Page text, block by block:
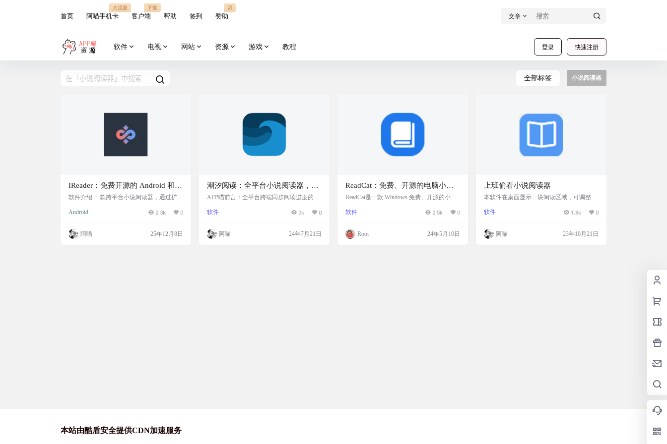
首页 阿喵手机卡
大流量
客户端
下载
帮助 签到 赞助
谢
文章
登录 快速注册
软件 电视 网站 资源 游戏 教程
全部标签 小说阅读器
IReader：免费开源的 Android 和桌
面端小说阅读器
软件介绍 一款跨平台小说阅读器，通过扩展
读您喜爱的网络小说，并享受可自定义的阅
广告，想看的基本都能找到。 截图 功能特
点 📱 支持 Android 和桌面端 📚 通过扩展和
Android 2.3k 0
阿喵 25年12月8日
潮汐阅读：全平台小说阅读器，互
通数据，支持多种格式，可摸鱼，
APP喵前言：全平台跨端同步阅读进度的 T
板或者电脑中打开可以接着手机阅读进度继
全面的电子书阅读器，它支持全平台互通，
用户可以在不同设备上同步阅读进度。具备
软件 3k 0
阿喵 24年7月21日
ReadCat：免费、开源的电脑小说
阅读器
ReadCat是一款 Windows 免费、开源的小说
吾爱论坛分享，支持插件扩展（包括朗读功
管理、便捷的书签服务以及对眼睛友好的深
色模式。 ReadCat本身不附带任何插件，因
软件 2.5k 0
Root 24年5月10日
上班偷看小说阅读器
本软件在桌面显示一块阅读区域，可调整背
致。用户在上班期间，可放心地偷偷阅读小
个神奇的软件，您绝对用得着 不管现在是否
需要 软件截图 软件特色 六大基础功能 调整
软件 1.8k 0
阿喵 23年10月21日
本站由酷盾安全提供CDN加速服务